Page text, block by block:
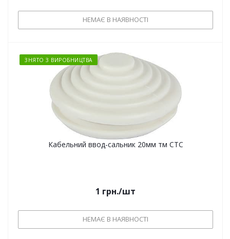
НЕМАЄ В НАЯВНОСТІ
ЗНЯТО З ВИРОБНИЦТВА
Кабельний ввод-сальник 20мм тм СТС
1 грн./шт
НЕМАЄ В НАЯВНОСТІ